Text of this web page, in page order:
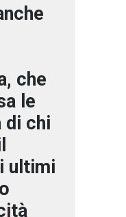
che
le
di chi
ultimi